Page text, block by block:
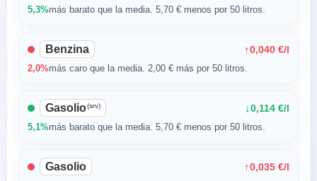
5,3%más barato que la media. 5,70 € menos por 50 litros.
Benzina ↑0,040 €/l
2,0%más caro que la media. 2,00 € más por 50 litros.
Gasolio(srv) ↓0,114 €/l
5,1%más barato que la media. 5,70 € menos por 50 litros.
Gasolio ↑0,035 €/l